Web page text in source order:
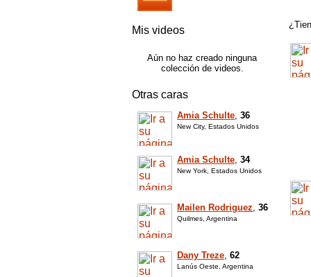
Mis videos
Aún no haz creado ninguna
colección de videos.
Otras caras
Amia Schulte, 36
New City, Estados Unidos
Amia Schulte, 34
New York, Estados Unidos
Mailen Rodriguez, 36
Quilmes, Argentina
Dany Treze, 62
Lanús Oeste, Argentina